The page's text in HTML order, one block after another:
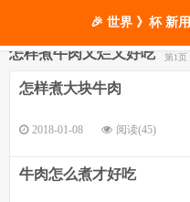
怎样煮牛肉又烂又好吃 第1页
怎样煮大块牛肉
2018-01-08 阅读(45)
牛肉怎么煮才好吃
🎉 世界 》杯 新